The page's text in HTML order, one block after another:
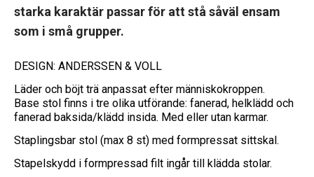
starka karaktär passar för att stå såväl ensam
som i små grupper.
DESIGN: ANDERSSEN & VOLL
Läder och böjt trä anpassat efter människokroppen.
Base stol finns i tre olika utförande: fanerad, helklädd och
fanerad baksida/klädd insida. Med eller utan karmar.
Staplingsbar stol (max 8 st) med formpressat sittskal.
Stapelskydd i formpressad filt ingår till klädda stolar.